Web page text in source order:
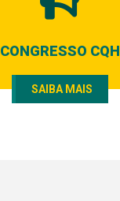
CONGRESSO CQH
SAIBA MAIS